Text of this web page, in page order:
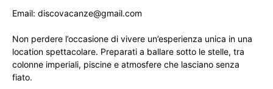
Email: discovacanze@gmail.com
Non perdere l’occasione di vivere un’esperienza unica in una
location spettacolare. Preparati a ballare sotto le stelle, tra
colonne imperiali, piscine e atmosfere che lasciano senza
fiato.